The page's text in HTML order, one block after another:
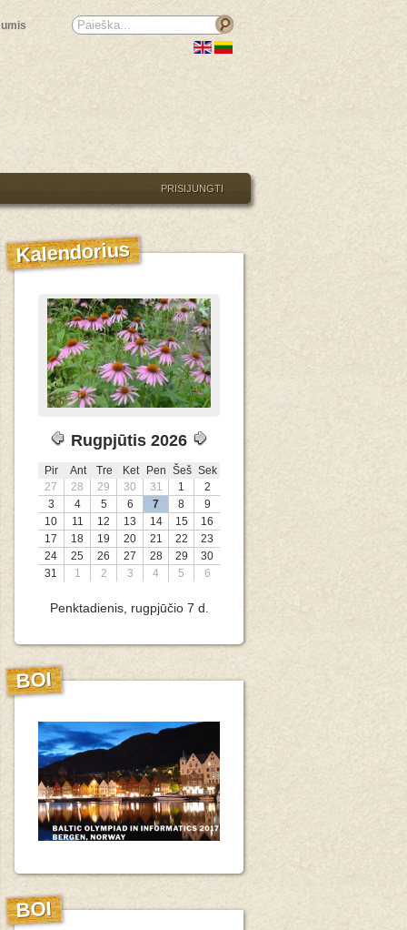
PRISIJUNGTI
Kalendorius
Rugpjūtis 2026
Pir Ant Tre Ket Pen Šeš Sek
27
28 29 30 31 1
2
3
4 5 6 7 8
9
10
11 12 13 14 15
16
17
18 19 20 21 22
23
24
25 26 27 28 29
30
31
1 2 3 4 5 6
Penktadienis, rugpjūčio 7 d.
BOI
BOI